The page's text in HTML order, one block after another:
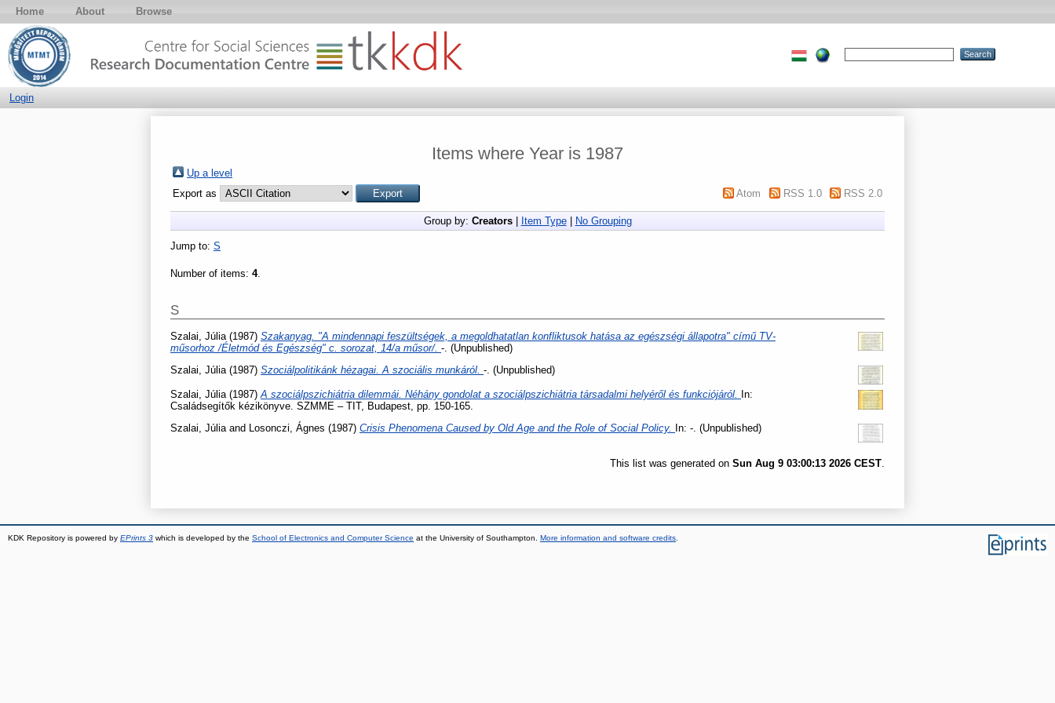
Home About Browse
Login
Items where Year is 1987
Up a level
Export as
Atom RSS 1.0 RSS 2.0
Group by: Creators| Item Type| No Grouping
Jump to: S
Number of items: 4.
S
Szalai, Júlia (1987) Szakanyag. "A mindennapi feszültségek, a megoldhatatlan konfliktusok hatása az egészségi állapotra" című TV-
műsorhoz /Életmód és Egészség" c. sorozat, 14/a műsor/. -. (Unpublished)
Szalai, Júlia (1987) Szociálpolitikánk hézagai. A szociális munkáról. -. (Unpublished)
Szalai, Júlia(1987)A szociálpszichiátria dilemmái. Néhány gondolat a szociálpszichiátria társadalmi helyéről és funkciójáról.
In:
Családsegítők kézikönyve. SZMME – TIT, Budapest, pp. 150-165.
Szalai, Júlia and Losonczi, Ágnes (1987) Crisis Phenomena Caused by Old Age and the Role of Social Policy. In: -. (Unpublished)
This list was generated on Sun Aug 9 03:00:13 2026 CEST
KDK Repository is powered by EPrints 3 which is developed by the School of Electronics and Computer Science at the University of Southampton. More information and software credits